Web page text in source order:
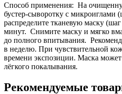
Способ применения: На
бустер-сыворотку с микроиглами
распределите тканевую маску
минут. Снимите маску и мягко
до полного впитывания.
в неделю. При чувствительной
времени экспозиции. Маска
лёгкого покалывания.
Рекомендуемые